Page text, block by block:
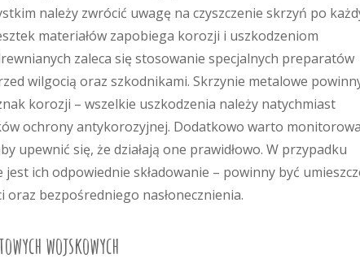
należy zwrócić uwagę na czyszczenie skrzyń po
materiałów zapobiega korozji i uszkodzeniom
zaleca się stosowanie specjalnych preparatów
wilgocią oraz szkodnikami. Skrzynie metalowe
korozji – wszelkie uszkodzenia należy natychmiast
ochrony antykorozyjnej. Dodatkowo warto
upewnić się, że działają one prawidłowo. W przypadku
ich odpowiednie składowanie – powinny być
oraz bezpośredniego nasłonecznienia.
wojskowych